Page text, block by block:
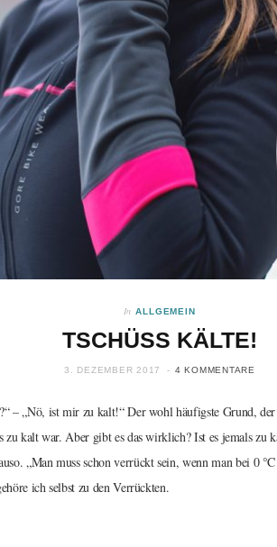
In ALLGEMEIN
TSCHÜSS KÄLTE!
3. DEZEMBER 2017 4 KOMMENTARE
– „Nö, ist mir zu kalt!“ Der wohl häufigste Grund,
zu kalt war. Aber gibt es das wirklich? Ist es jemals zu
„Man muss schon verrückt sein, wenn man bei 0
ich selbst zu den Verrückten.